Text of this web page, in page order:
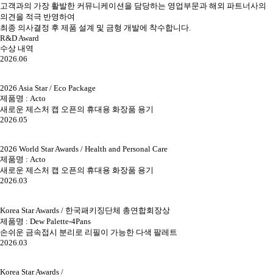
고객과의 가장 활발한 커뮤니케이션을 담당하는 영업부문과 해외 파트너사의
의견을 적극 반영하여
최종 의사결정 후 제품 설계 및 금형 개발에 착수합니다.
R&D Award
수상 내역
2026.06
2026 Asia Star / Eco Package
제품명 : Acto
새로운 제스처 캡 오픈의 휴대용 화장품 용기
2026.05
2026 World Star Awards / Health and Personal Care
제품명 : Acto
새로운 제스처 캡 오픈의 휴대용 화장품 용기
2026.03
Korea Star Awards / 한국패키징단체 총연합회장상
제품명 : Dew Palette-4Pans
손쉬운 금속접시 분리로 리필이 가능한 다색 팔레트
2026.03
Korea Star Awards /